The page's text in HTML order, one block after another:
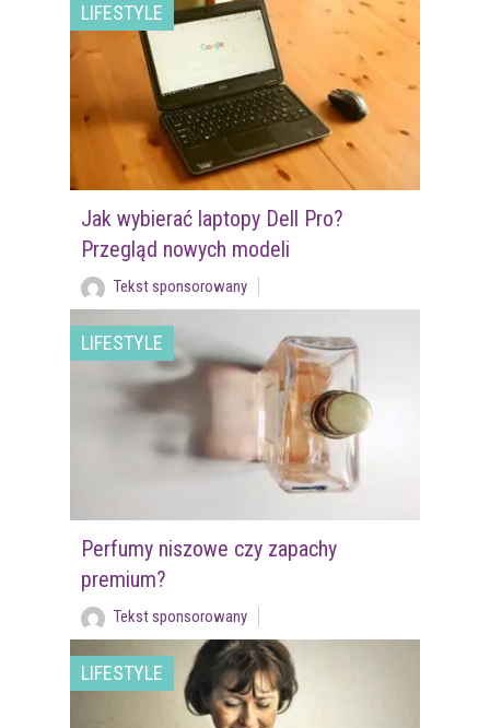
LIFESTYLE
Jak wybierać laptopy Dell Pro?
Przegląd nowych modeli
Tekst sponsorowany
LIFESTYLE
Perfumy niszowe czy zapachy
premium?
Tekst sponsorowany
LIFESTYLE